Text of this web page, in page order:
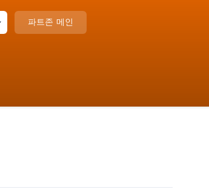
파트존 메인